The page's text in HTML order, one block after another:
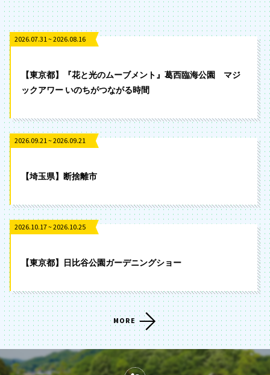
2026.07.31 ~ 2026.08.16
【東京都】『花と光のムーブメント』葛西臨海公園 マジ
ックアワー いのちがつながる時間
2026.09.21 ~ 2026.09.21
【埼玉県】断捨離市
2026.10.17 ~ 2026.10.25
【東京都】日比谷公園ガーデニングショー
MORE